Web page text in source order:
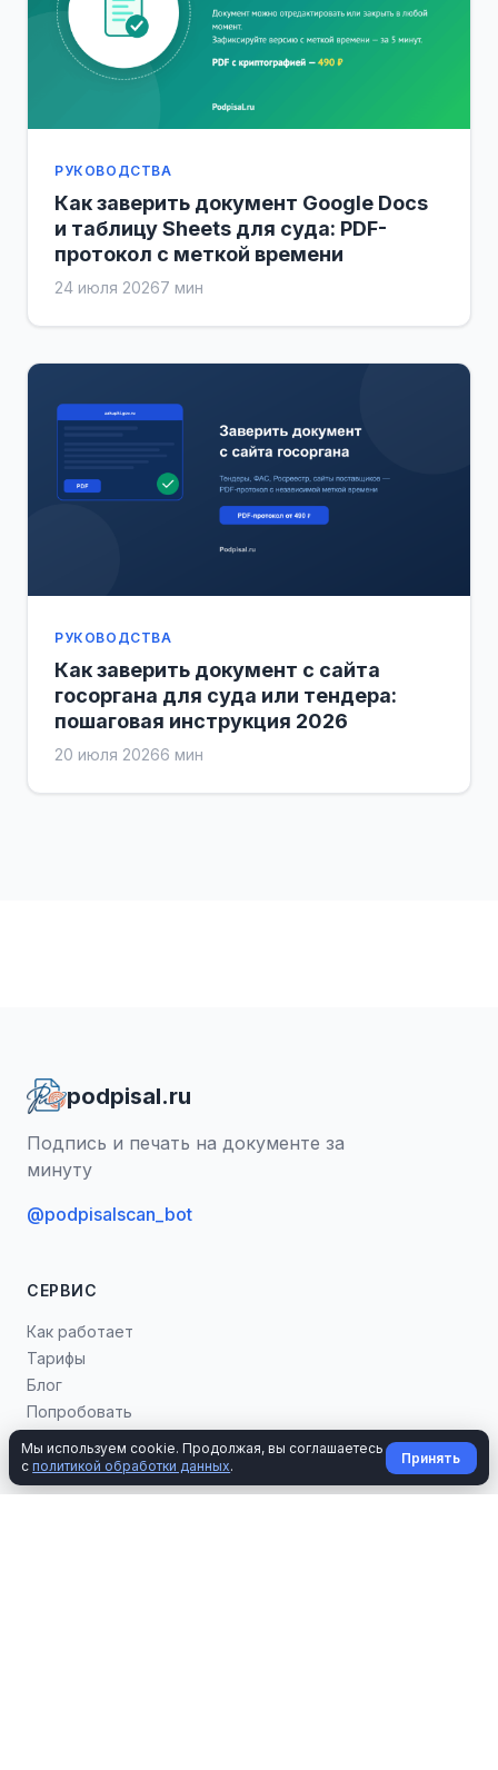
РУКОВОДСТВА
Как заверить документ Google Docs
и таблицу Sheets для суда: PDF-
протокол с меткой времени
24 июля 20267 мин
РУКОВОДСТВА
Как заверить документ с сайта
госоргана для суда или тендера:
пошаговая инструкция 2026
20 июля 20266 мин
podpisal.ru
Подпись и печать на документе за
минуту
@podpisalscan_bot
СЕРВИС
Как работает
Тарифы
Блог
Попробовать
ИНСТРУМЕНТЫ
Мы используем cookie. Продолжая, вы соглашаетесь
сполитикой обработки данных. Принять